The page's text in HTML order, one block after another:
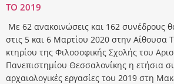
TO 2019
Mε 62 ανακοινώσεις και 162 συνέδρους
στις 5 και 6 Μαρτίου 2020 στην Αίθουσα
κτηρίου της Φιλοσοφικής Σχολής του
Πανεπιστημίου Θεσσαλονίκης η ετήσια
αρχαιολογικές εργασίες του 2019 στη